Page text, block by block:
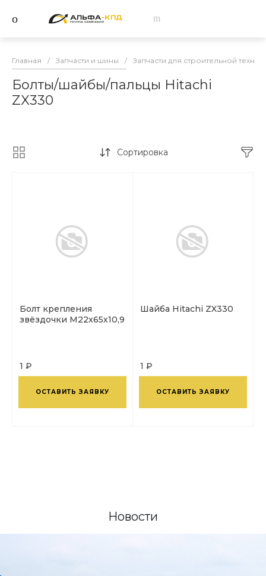
Главная / Запчасти и шины / Запчасти для строительной
Болты/шайбы/пальцы Hitachi
ZX330
Сортировка
Болт крепления
звёздочки М22х65х10,9
1 ₽
ОСТАВИТЬ ЗАЯВКУ
Шайба Hitachi ZX330
1 ₽
ОСТАВИТЬ ЗАЯВКУ
Новости